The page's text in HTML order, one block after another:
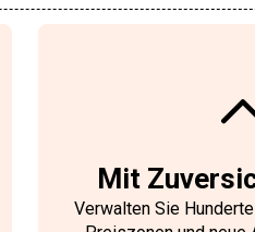
Mit
Verwalten Sie